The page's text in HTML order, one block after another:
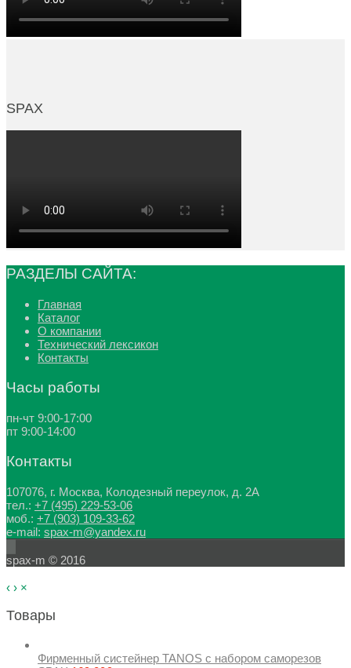
SPAX
РАЗДЕЛЫ САЙТА:
Главная
Каталог
О компании
Технический лексикон
Контакты
Часы работы
пн-чт 9:00-17:00
пт 9:00-14:00
Контакты
107076, г. Москва, Колодезный переулок, д. 2А
тел.: +7 (495) 229-53-06
моб.: +7 (903) 109-33-62
e-mail: spax-m@yandex.ru
spax-m © 2016
‹ › ×
Товары
Фирменный систейнер TANOS с набором саморезов